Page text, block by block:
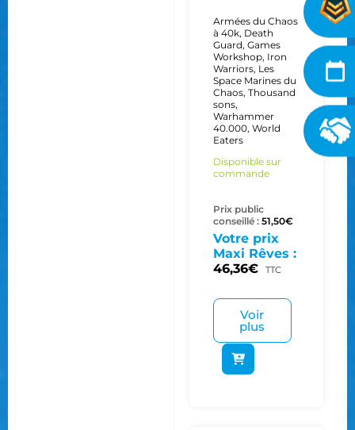
Armées du Chaos
à 40k, Death
Guard, Games
Workshop, Iron
Warriors, Les
Space Marines du
Chaos, Thousand
sons,
Warhammer
40.000, World
Eaters
Disponible sur
commande
Prix public
conseillé : 51,50€
Votre prix
Maxi Rêves :
46,36€ TTC
Voir
plus